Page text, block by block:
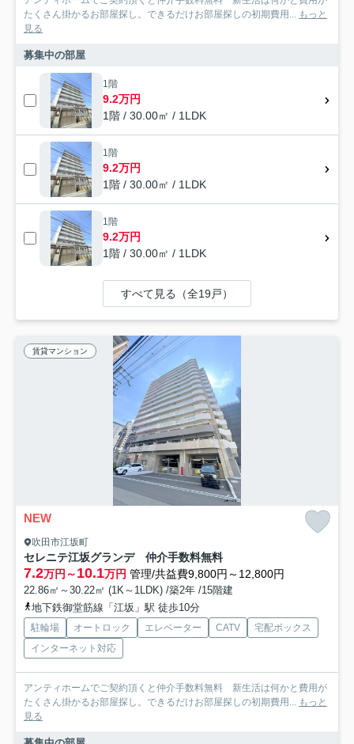
たくさん掛かるお部屋探し。できるだけお部屋探しの初期費用... もっと
見る
募集中の部屋
1階
9.2万円
1階 / 30.00㎡ / 1LDK
1階
9.2万円
1階 / 30.00㎡ / 1LDK
1階
9.2万円
1階 / 30.00㎡ / 1LDK
すべて見る（全19戸）
賃貸マンション
NEW
吹田市江坂町
セレニテ江坂グランデ 仲介手数料無料
7.2万円～10.1万円 管理/共益費9,800円～12,800円
22.86㎡～30.22㎡ (1K～1LDK) /築2年 /15階建
地下鉄御堂筋線「江坂」駅 徒歩10分
駐輪場 オートロック エレベーター CATV
宅配ボックス
インターネット対応
アンティホームでご契約頂くと仲介手数料無料 新生活は何かと費用が
たくさん掛かるお部屋探し。できるだけお部屋探しの初期費用... もっと
見る